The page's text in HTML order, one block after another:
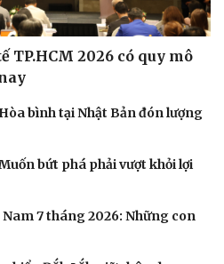
TP.HCM 2026 có quy mô
bình tại Nhật Bản đón lượng
bứt phá phải vượt khỏi lợi
7 tháng 2026: Những con